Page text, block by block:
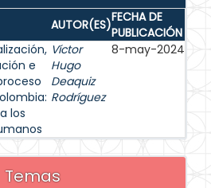
AUTOR(ES)FECHA DE
PUBLICACIÓN
e
los
Víctor
Hugo
Deaquiz
Rodríguez
8-may-2024
Temas